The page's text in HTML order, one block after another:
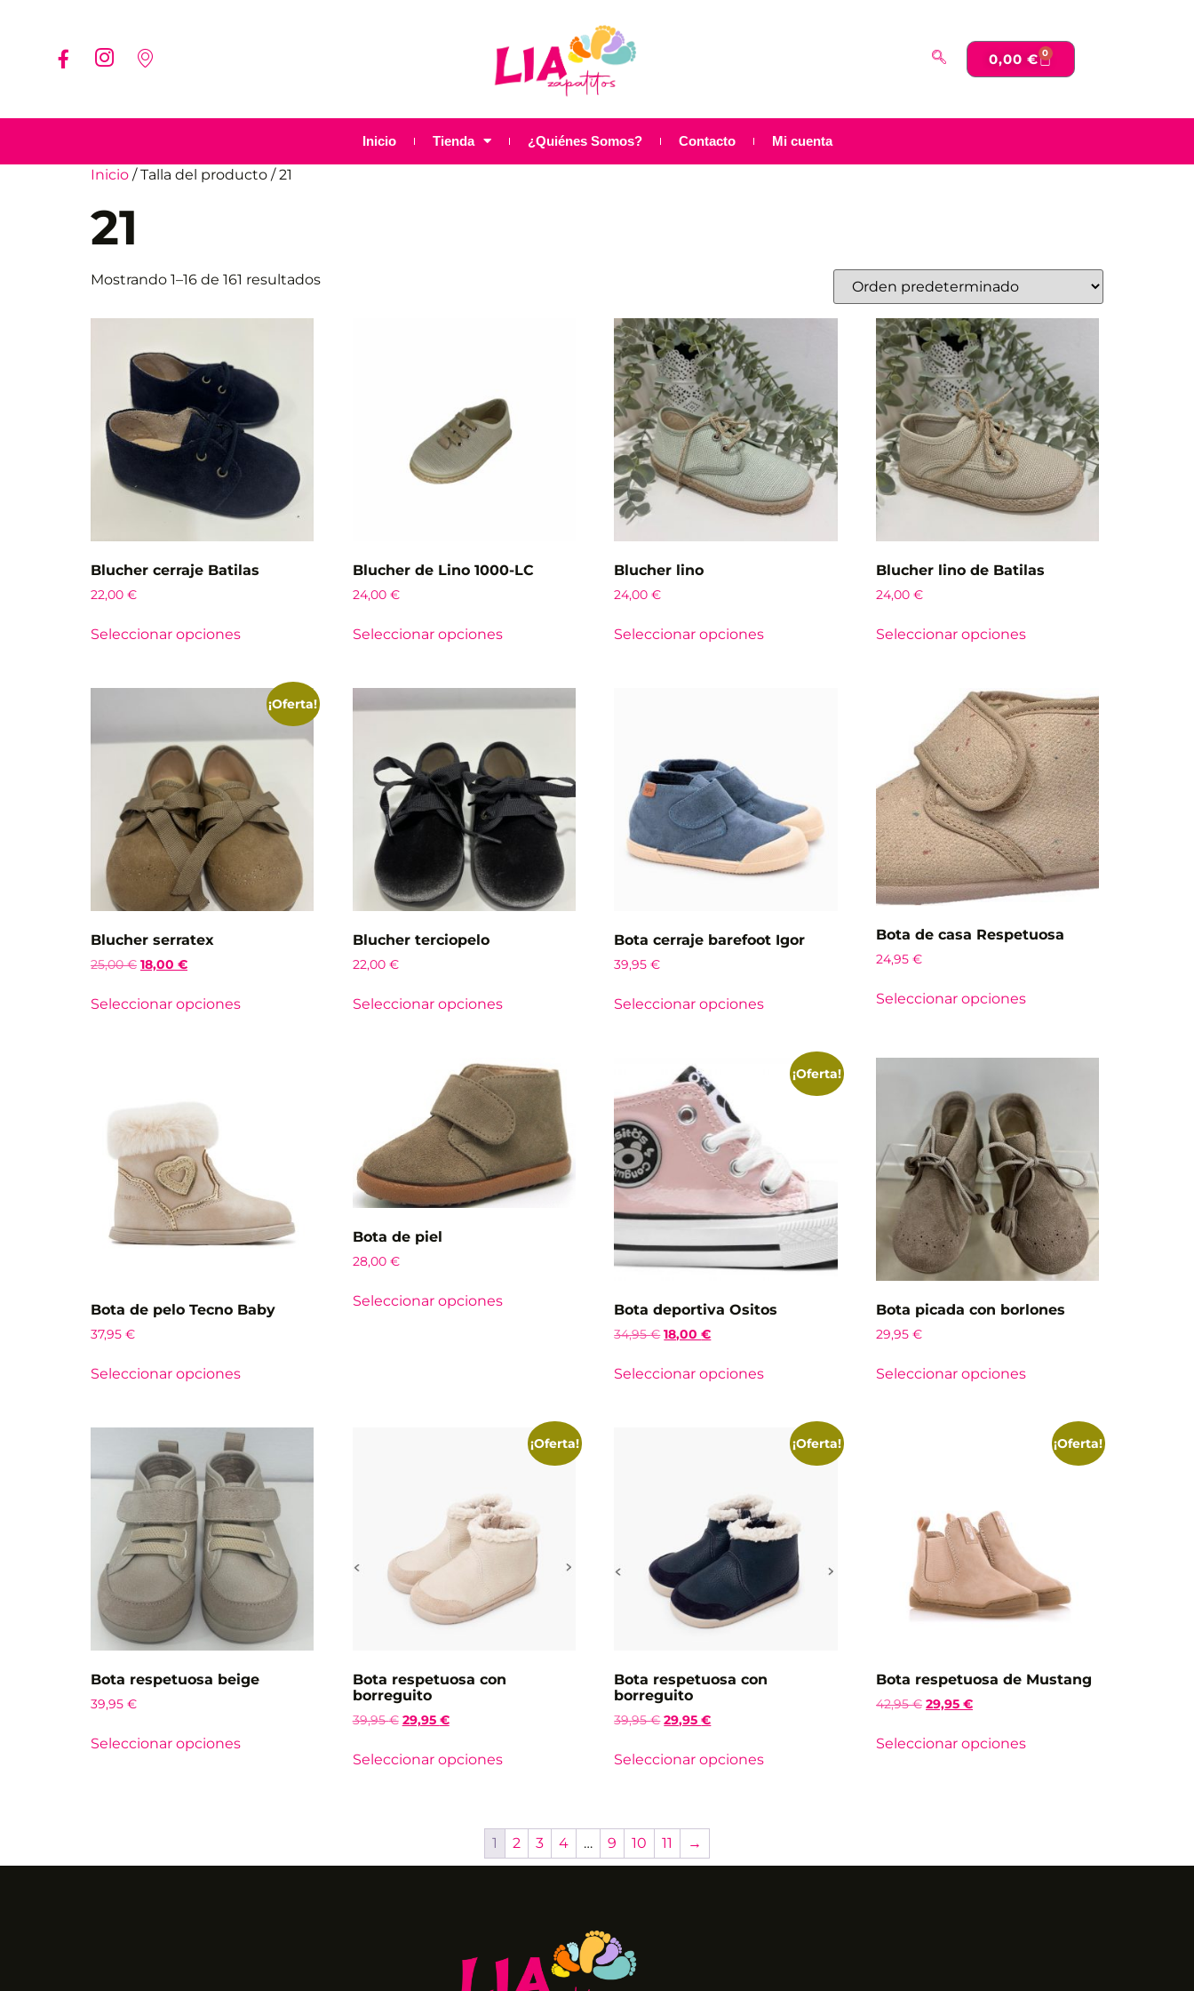
0,00 € 0
Inicio Tienda ¿Quiénes Somos? Contacto Mi cuenta
Inicio / Talla del producto / 21
21
Mostrando 1–16 de 161 resultados
Blucher cerraje Batilas
22,00 €
Seleccionar opciones
Blucher de Lino 1000-LC
24,00 €
Seleccionar opciones
Blucher lino
24,00€
Seleccionar opciones
Blucher lino de Batilas
24,00€
Seleccionar opciones
¡Oferta!
Blucher serratex
25,00€ 18,00 €
Seleccionar opciones
Blucher terciopelo
22,00 €
Seleccionar opciones
Bota cerraje barefoot Igor
39,95€
Seleccionar opciones
Bota de casa Respetuosa
24,95€
Seleccionar opciones
Bota de pelo Tecno Baby
37,95 €
Seleccionar opciones
Bota de piel
28,00 €
Seleccionar opciones
¡Oferta!
Bota deportiva Ositos
34,95€ 18,00€
Seleccionar opciones
Bota picada con borlones
29,95€
Seleccionar opciones
Bota respetuosa beige
39,95 €
Seleccionar opciones
¡Oferta!
Bota respetuosa con
borreguito
39,95€ 29,95 €
Seleccionar opciones
¡Oferta!
Bota respetuosa con
borreguito
39,95€ 29,95€
Seleccionar opciones
¡Oferta!
Bota respetuosa de Mustang
42,95€ 29,95€
Seleccionar opciones
1 2 3 4 … 9 10 11 →